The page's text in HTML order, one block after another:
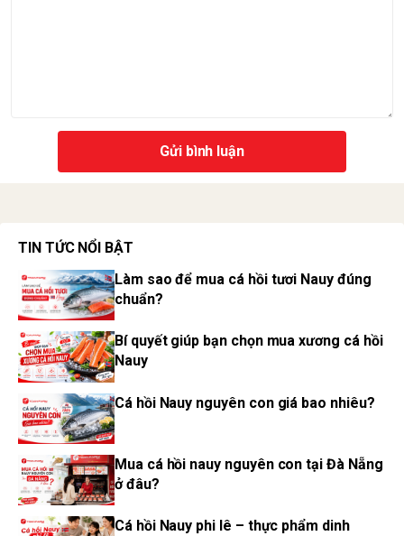
Gửi bình luận
TIN TỨC NỔI BẬT
Làm sao để mua cá hồi tươi Nauy đúng
chuẩn?
Bí quyết giúp bạn chọn mua xương cá hồi
Nauy
Cá hồi Nauy nguyên con giá bao nhiêu?
Mua cá hồi nauy nguyên con tại Đà Nẵng
ở đâu?
Cá hồi Nauy phi lê – thực phẩm dinh